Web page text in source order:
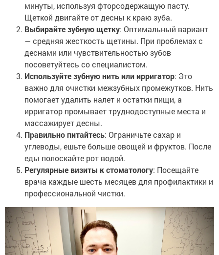
минуты, используя фторсодержащую пасту.
Щеткой двигайте от десны к краю зуба.
Выбирайте зубную щетку: Оптимальный вариант
— средняя жесткость щетины. При проблемах с
деснами или чувствительностью зубов
посоветуйтесь со специалистом.
Используйте зубную нить или ирригатор: Это
важно для очистки межзубных промежутков. Нить
помогает удалить налет и остатки пищи, а
ирригатор промывает труднодоступные места и
массажирует десны.
Правильно питайтесь: Ограничьте сахар и
углеводы, ешьте больше овощей и фруктов. После
еды полоскайте рот водой.
Регулярные визиты к стоматологу: Посещайте
врача каждые шесть месяцев для профилактики и
профессиональной чистки.